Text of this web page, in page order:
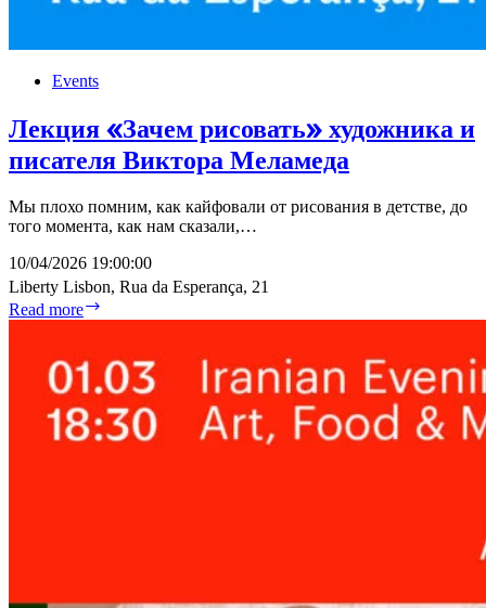
Events
Лекция «Зачем рисовать» художника и
писателя Виктора Меламеда
Мы плохо помним, как кайфовали от рисования в детстве, до
того момента, как нам сказали,…
10/04/2026 19:00:00
Liberty Lisbon, Rua da Esperança, 21
Read more
«Зачем
художника
и
писателя
Виктора
Меламеда